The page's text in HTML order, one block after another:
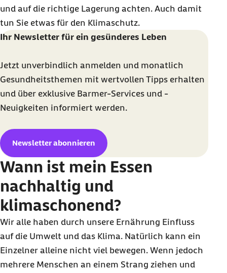
und auf die richtige Lagerung achten. Auch damit
tun Sie etwas für den Klimaschutz.
Ihr Newsletter für ein gesünderes Leben
Jetzt unverbindlich anmelden und monatlich
Gesundheitsthemen mit wertvollen Tipps erhalten
und über exklusive Barmer-Services und -
Neuigkeiten informiert werden.
Newsletter abonnieren
Wann ist mein Essen
nachhaltig und
klimaschonend?
Wir alle haben durch unsere Ernährung Einfluss
auf die Umwelt und das Klima. Natürlich kann ein
Einzelner alleine nicht viel bewegen. Wenn jedoch
mehrere Menschen an einem Strang ziehen und